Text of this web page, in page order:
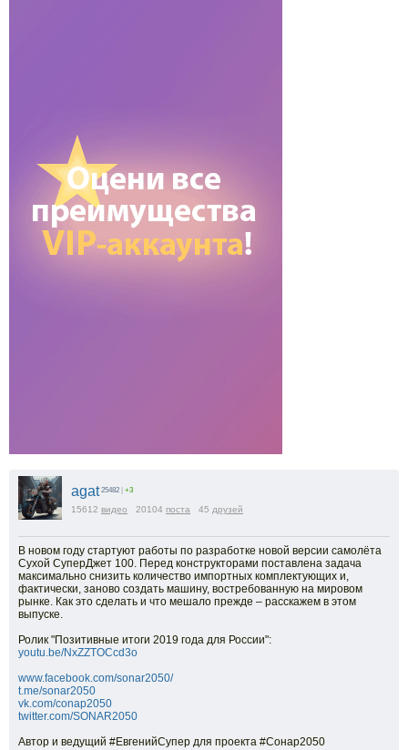
agat 25482 +3
15612 видео 20104 поста 45 друзей
В новом году стартуют работы по разработке новой версии самолёта
Сухой СуперДжет 100. Перед конструкторами поставлена задача
максимально снизить количество импортных комплектующих и,
фактически, заново создать машину, востребованную на мировом
рынке. Как это сделать и что мешало прежде – расскажем в этом
выпуске.
Ролик "Позитивные итоги 2019 года для России":
youtu.be/NxZZTOCcd3o
www.facebook.com/sonar2050/
t.me/sonar2050
vk.com/conap2050
twitter.com/SONAR2050
Автор и ведущий #ЕвгенийСупер для проекта #Сонар2050